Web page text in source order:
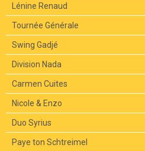
Lénine Renaud
Tournée Générale
Swing Gadjé
Division Nada
Carmen Cuites
Nicole & Enzo
Duo Syrius
Paye ton Schtreimel